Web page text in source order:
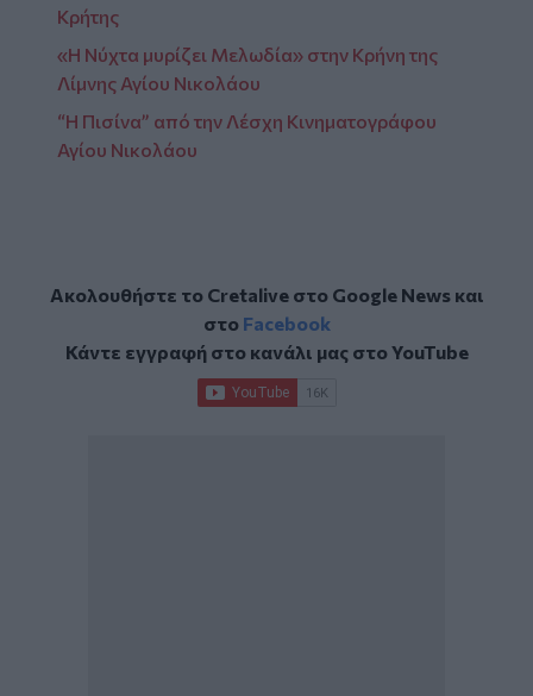
Κρήτης
«Η Νύχτα μυρίζει Μελωδία» στην Κρήνη της
Λίμνης Αγίου Νικολάου
“Η Πισίνα” από την Λέσχη Κινηματογράφου
Αγίου Νικολάου
Ακολουθήστε το Cretalive στο Google Newsκαι
στο Facebook
Κάντε εγγραφή στο κανάλι μας στοYouTube